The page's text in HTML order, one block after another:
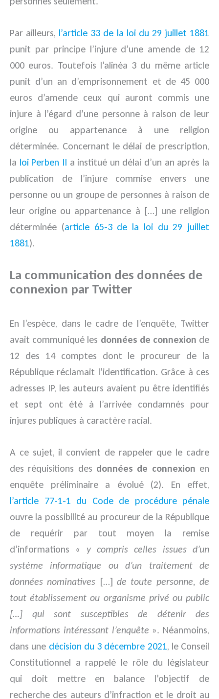
Par ailleurs, l’article 33 de la loi du 29 juillet 1881
punit par principe l’injure d’une amende de 12
000 euros. Toutefois l’alinéa 3 du même article
punit d’un an d’emprisonnement et de 45 000
euros d’amende ceux qui auront commis une
injure à l’égard d’une personne à raison de leur
origine ou appartenance à une religion
déterminée. Concernant le délai de prescription,
la loi Perben II a institué un délai d’un an après la
publication de l’injure commise envers une
personne ou un groupe de personnes à raison de
leur origine ou appartenance à […] une religion
déterminée (article 65-3 de la loi du 29 juillet
1881).
La communication des données de
connexion par Twitter
En l’espèce, dans le cadre de l’enquête, Twitter
avait communiqué les données de connexion de
12 des 14 comptes dont le procureur de la
République réclamait l’identification. Grâce à ces
adresses IP, les auteurs avaient pu être identifiés
et sept ont été à l’arrivée condamnés pour
injures publiques à caractère racial.
A ce sujet, il convient de rappeler que le cadre
des réquisitions des données de connexion en
enquête préliminaire a évolué (2). En effet,
l’article 77-1-1 du Code de procédure pénale
ouvre la possibilité au procureur de la République
de requérir par tout moyen la remise
d’informations « y compris celles issues d’un
système informatique ou d’un traitement de
données nominatives […]de toute personne, de
tout établissement ou organisme privé ou public
[…] qui sont susceptibles de détenir des
informations intéressant l’enquête ». Néanmoins,
dans une décision du 3 décembre 2021, le Conseil
Constitutionnel a rappelé le rôle du législateur
qui doit mettre en balance l’objectif de
recherche des auteurs d’infraction et le droit au